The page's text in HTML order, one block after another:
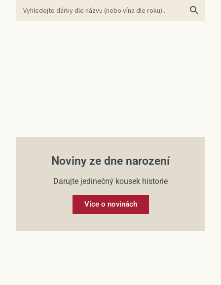
Noviny ze dne narození
Darujte jedinečný kousek historie
Více o novinách